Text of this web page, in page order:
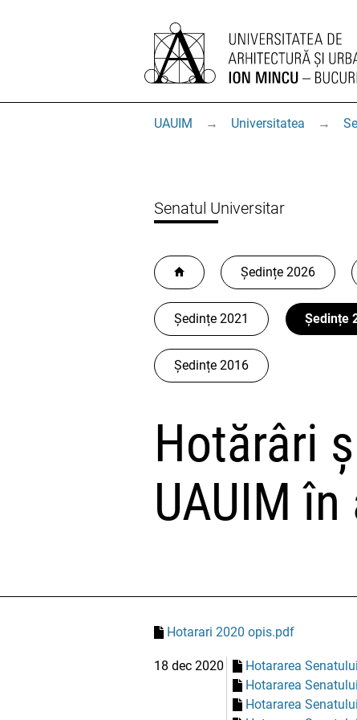
UAUIM → Universitatea →
Senatul Universitar
Ședințe 2026
Ședințe 2021 Ședințe
Ședințe 2016
Hotărâri
UAUIM
Hotarari 2020 opis.pdf
18 dec 2020
Hotararea
Hotararea
Hotararea